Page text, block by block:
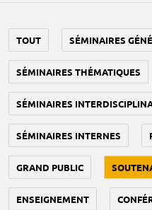
TOUT SÉMINAIRES
SÉMINAIRES THÉMATIQUES
SÉMINAIRES
SÉMINAIRES INTERNES
GRAND PUBLIC
ENSEIGNEMENT